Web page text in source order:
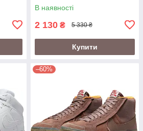
В наявності
2 130 ₴ 5 330 ₴
Купити
–60%